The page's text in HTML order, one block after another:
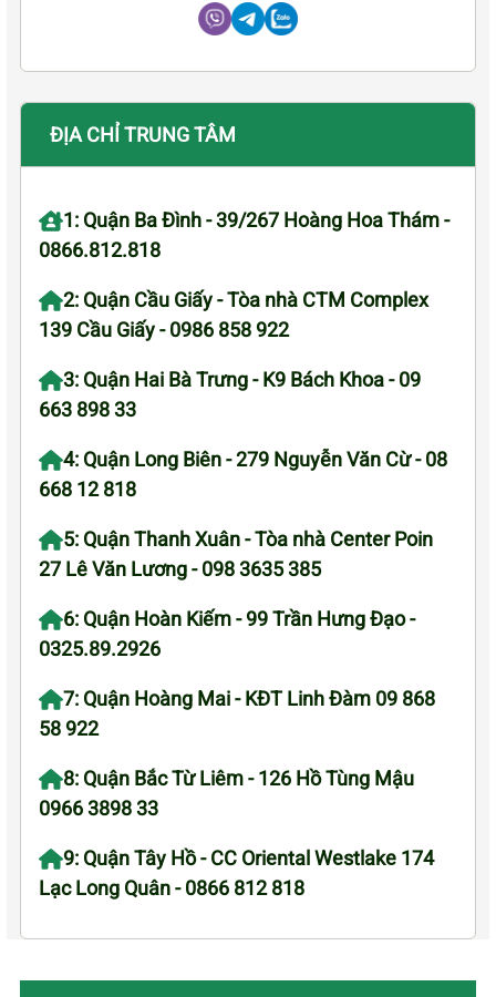
ĐỊA CHỈ TRUNG TÂM
1: Quận Ba Đình - 39/267 Hoàng Hoa Thám -
0866.812.818
2: Quận Cầu Giấy - Tòa nhà CTM Complex
139 Cầu Giấy - 0986 858 922
3: Quận Hai Bà Trưng - K9 Bách Khoa - 09
663 898 33
4: Quận Long Biên - 279 Nguyễn Văn Cừ - 08
668 12 818
5: Quận Thanh Xuân - Tòa nhà Center Poin
27 Lê Văn Lương - 098 3635 385
6: Quận Hoàn Kiếm - 99 Trần Hưng Đạo -
0325.89.2926
7: Quận Hoàng Mai - KĐT Linh Đàm 09 868
58 922
8: Quận Bắc Từ Liêm - 126 Hồ Tùng Mậu
0966 3898 33
9: Quận Tây Hồ - CC Oriental Westlake 174
Lạc Long Quân - 0866 812 818